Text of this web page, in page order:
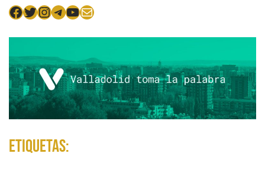
Facebook
Twitter
Instagram
Telegram
YouTube
Mail
Etiquetas: